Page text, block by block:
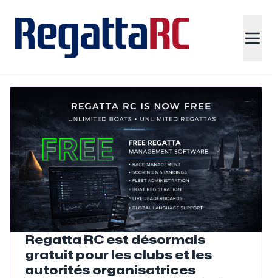
Regatta RC est désormais
gratuit pour les clubs et les
autorités organisatrices